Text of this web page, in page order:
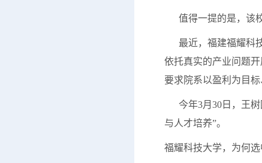
值得一提的是，该校
最近，福建福耀科技
依托真实的产业问题
要求院系以盈利为目标
今年3月30日，王树
与人才培养”。
福耀科技大学，为何选